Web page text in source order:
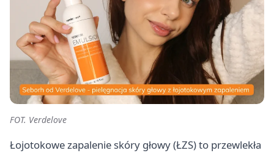
FOT. Verdelove
Łojotokowe zapalenie skóry głowy (ŁZS) to przewlekła